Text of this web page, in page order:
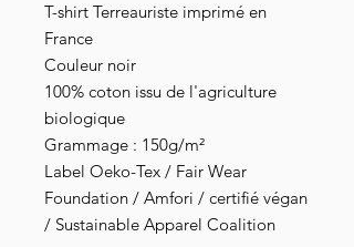
T-shirt Terreauriste imprimé en
France
Couleur noir
100% coton issu de l'agriculture
biologique
Grammage : 150g/m²
Label Oeko-Tex / Fair Wear
Foundation / Amfori / certifié végan
/ Sustainable Apparel Coalition